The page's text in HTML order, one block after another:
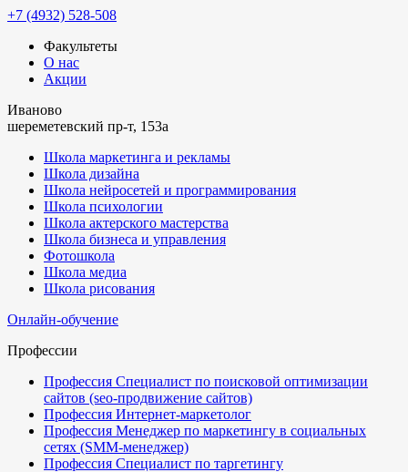
+7 (4932) 528-508
Факультеты
О нас
Акции
Иваново
шереметевский пр-т, 153а
Школа маркетинга и рекламы
Школа дизайна
Школа нейросетей и программирования
Школа психологии
Школа актерского мастерства
Школа бизнеса и управления
Фотошкола
Школа медиа
Школа рисования
Онлайн-обучение
Профессии
Профессия Специалист по поисковой оптимизации
сайтов (seo-продвижение сайтов)
Профессия Интернет-маркетолог
Профессия Менеджер по маркетингу в социальных
сетях (SMM-менеджер)
Профессия Специалист по таргетингу